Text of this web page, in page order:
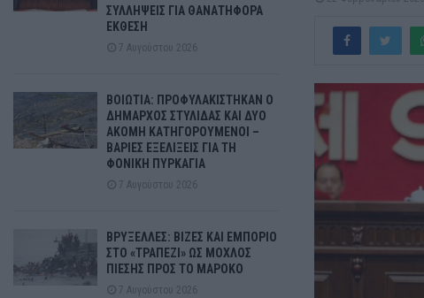
ΣΥΛΛΗΨΕΙΣ ΓΙΑ ΘΑΝΑΤΗΦΟΡΑ
ΕΚΘΕΣΗ
7 Αυγούστου 2026
ΒΟΙΩΤΙΑ: ΠΡΟΦΥΛΑΚΙΣΤΗΚΑΝ Ο
ΔΗΜΑΡΧΟΣ ΣΤΥΛΙΔΑΣ ΚΑΙ ΔΥΟ
ΑΚΟΜΗ ΚΑΤΗΓΟΡΟΥΜΕΝΟΙ –
ΒΑΡΙΕΣ ΕΞΕΛΙΞΕΙΣ ΓΙΑ ΤΗ
ΦΟΝΙΚΗ ΠΥΡΚΑΓΙΑ
7 Αυγούστου 2026
ΒΡΥΞΕΛΛΕΣ: ΒΙΖΕΣ ΚΑΙ ΕΜΠΟΡΙΟ
ΣΤΟ «ΤΡΑΠΕΖΙ» ΩΣ ΜΟΧΛΟΣ
ΠΙΕΣΗΣ ΠΡΟΣ ΤΟ ΜΑΡΟΚΟ
7 Αυγούστου 2026